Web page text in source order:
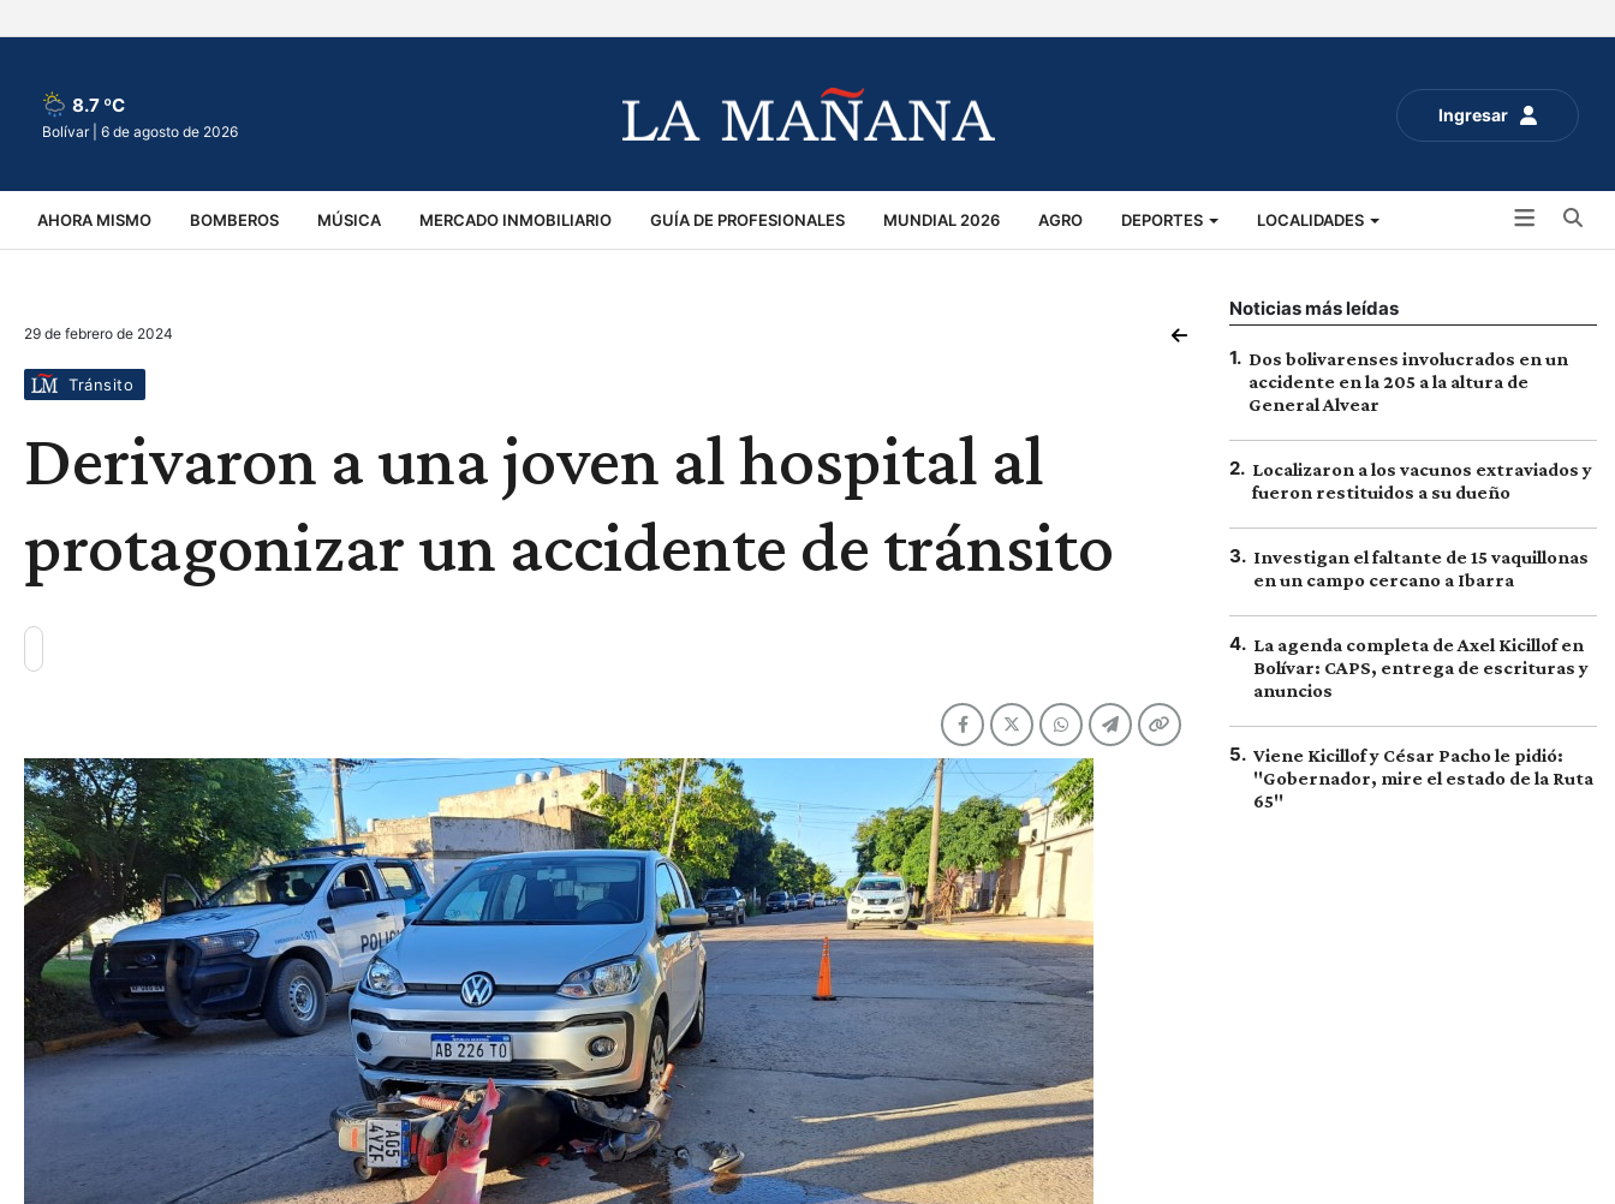
Ingresar
8.7 ºC
Bolívar | 6 de agosto de 2026
AHORA MISMO BOMBEROS MÚSICA MERCADO INMOBILIARIO GUÍA DE PROFESIONALES MUNDIAL 2026 AGRO DEPORTES LOCALIDADES
VIRALES ACCIDENTES
29 de febrero de 2024
Tránsito
Derivaron a una joven al hospital al
protagonizar un accidente de tránsito
Noticias más leídas
1. Dos bolivarenses involucrados en un
accidente en la 205 a la altura de
General Alvear
2. Localizaron a los vacunos extraviados y
fueron restituidos a su dueño
3. Investigan el faltante de 15 vaquillonas
en un campo cercano a Ibarra
4. La agenda completa de Axel Kicillof en
Bolívar: CAPS, entrega de escrituras y
anuncios
5. Viene Kicillof y César Pacho le pidió:
"Gobernador, mire el estado de la Ruta
65"